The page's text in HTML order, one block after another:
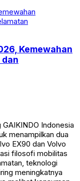
Kemewahan
Indonesia
menampilkan dua
EX90 dan Volvo
filosofi mobilitas
teknologi
meningkatnya